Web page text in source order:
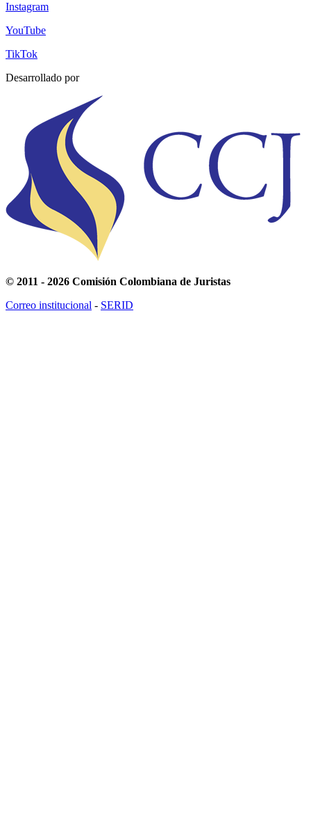
Instagram
YouTube
TikTok
Desarrollado por
© 2011 - 2026 Comisión Colombiana de Juristas
Correo institucional - SERID